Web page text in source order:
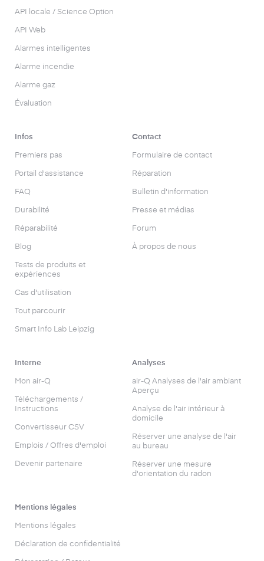
API locale / Science Option
API Web
Alarmes intelligentes
Alarme incendie
Alarme gaz
Évaluation
Infos
Premiers pas
Portail d'assistance
FAQ
Durabilité
Réparabilité
Blog
Tests de produits et
expériences
Cas d'utilisation
Tout parcourir
Smart Info Lab Leipzig
Contact
Formulaire de contact
Réparation
Bulletin d'information
Presse et médias
Forum
À propos de nous
Interne
Mon air-Q
Téléchargements /
Instructions
Convertisseur CSV
Emplois / Offres d'emploi
Devenir partenaire
Analyses
air-Q Analyses de l'air ambiant
Aperçu
Analyse de l'air intérieur à
domicile
Réserver une analyse de l'air
au bureau
Réserver une mesure
d'orientation du radon
Mentions légales
Mentions légales
Déclaration de confidentialité